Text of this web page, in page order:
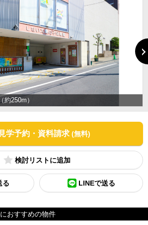
約250m）
見学予約・資料請求 (無料)
検討リスト
る LINEで送る
おすすめの物件